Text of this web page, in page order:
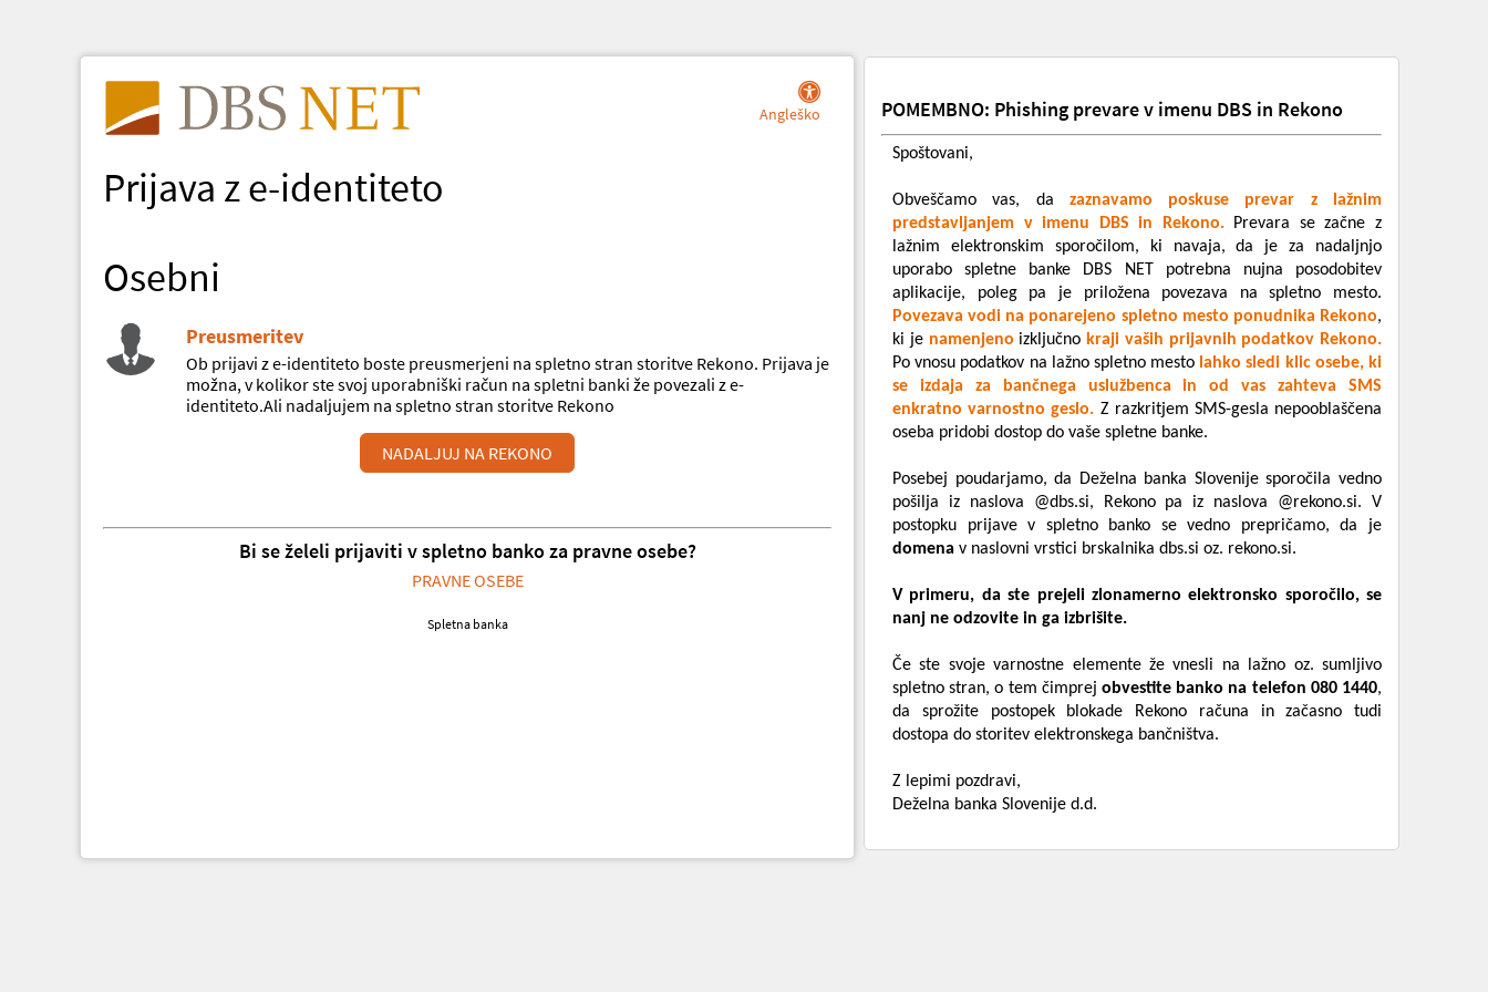
Angleško
Prijava z e-identiteto
Osebni
Preusmeritev
Ob prijavi z e-identiteto boste preusmerjeni na spletno stran storitve Rekono. Prijava je
možna, v kolikor ste svoj uporabniški račun na spletni banki že povezali z e-
identiteto.Ali nadaljujem na spletno stran storitve Rekono
NADALJUJ NA REKONO
Bi se želeli prijaviti v spletno banko za pravne osebe?
PRAVNE OSEBE
Spletna banka
POMEMBNO: Phishing prevare v imenu DBS in Rekono
Spoštovani,
Obveščamo vas, da zaznavamo poskuse prevar z lažnim
predstavljanjem v imenu DBS in Rekono.
Prevara se začne z
lažnim elektronskim sporočilom, ki navaja, da je za nadaljnjo
uporabo spletne banke DBS NET potrebna nujna posodobitev
aplikacije, poleg pa je priložena povezava na spletno mesto.
Povezava vodi na ponarejeno spletno mesto ponudnika Rekono,
ki je namenjeno izključno kraji vaših prijavnih podatkov Rekono.
Po vnosu podatkov na lažno spletno mesto lahko sledi klic osebe, ki
se izdaja za bančnega uslužbenca in od vas zahteva SMS
enkratno varnostno geslo. Z razkritjem SMS-gesla nepooblaščena
oseba pridobi dostop do vaše spletne banke.
Posebej poudarjamo, da Deželna banka Slovenije sporočila vedno
pošilja iz naslova @dbs.si, Rekono pa iz naslova @rekono.si. V
postopku prijave v spletno banko se vedno prepričamo, da je
domena v naslovni vrstici brskalnika dbs.si oz. rekono.si.
V primeru, da ste prejeli zlonamerno elektronsko sporočilo, se
nanj ne odzovite in ga izbrišite.
Če ste svoje varnostne elemente že vnesli na lažno oz. sumljivo
spletno stran, o tem čimprej obvestite banko na telefon 080 1440,
da sprožite postopek blokade Rekono računa in začasno tudi
dostopa do storitev elektronskega bančništva.
Z lepimi pozdravi,
Deželna banka Slovenije d.d.